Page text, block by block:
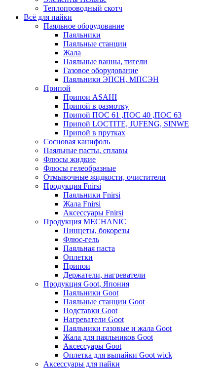
Теплопроводный скотч
Всё для пайки
Паяльное оборудование
Паяльники
Паяльные станции
Жала
Паяльные ванны, тигели
Газовое оборудование
Паяльники ЭПСН, МПСЭН
Припой
Припои ASAHI
Припой в размотку
Припой ПОС 61 ,ПОС 40 ,ПОС 63
Припой LOCTITE, JUFENG, SINWE
Припой в прутках
Сосновая канифоль
Паяльные пасты, сплавы
Флюсы жидкие
Флюсы гелеобразные
Отмывочные жидкости, очистители
Продукция Fnirsi
Паяльники Fnirsi
Жала Fnirsi
Аксессуары Fnirsi
Продукция MECHANIC
Пинцеты, бокорезы
Флюс-гель
Паяльная паста
Оплетки
Припои
Держатели, нагреватели
Продукция Goot, Япония
Паяльники Goot
Паяльные станции Goot
Подставки Goot
Нагреватели Goot
Паяльники газовые и жала Goot
Жала для паяльников Goot
Аксессуары Goot
Оплетка для выпайки Goot wick
Аксессуары для пайки